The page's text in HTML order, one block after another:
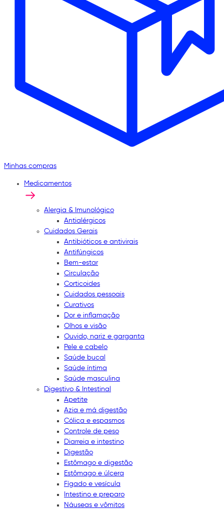
Minhas compras
Medicamentos
Alergia & Imunológico
Antialérgicos
Cuidados Gerais
Antibióticos e antivirais
Antifúngicos
Bem-estar
Circulação
Corticoides
Cuidados pessoais
Curativos
Dor e inflamação
Olhos e visão
Ouvido, nariz e garganta
Pele e cabelo
Saúde bucal
Saúde íntima
Saúde masculina
Digestivo & Intestinal
Apetite
Azia e má digestão
Cólica e espasmos
Controle de peso
Diarreia e intestino
Digestão
Estômago e digestão
Estômago e úlcera
Fígado e vesícula
Intestino e preparo
Náuseas e vômitos